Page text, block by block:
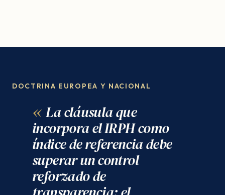
DOCTRINA EUROPEA Y NACIONAL
La cláusula que
incorpora el IRPH como
índice de referencia debe
superar un control
reforzado de